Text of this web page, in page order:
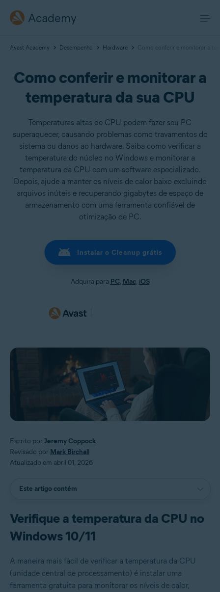
Academy
Avast Academy Desempenho Hardware Como conferir e monitorar a
Como conferir e monitorar a
temperatura da sua CPU
Temperaturas altas de CPU podem fazer seu PC
superaquecer, causando problemas como travamentos do
sistema ou danos ao hardware. Saiba como verificar a
temperatura do núcleo no Windows e monitorar a
temperatura da CPU com um software especializado.
Depois, ajude a manter os níveis de calor baixo excluindo
arquivos inúteis e recuperando gigabytes de espaço de
armazenamento com uma ferramenta confiável de
otimização de PC.
Instalar o Cleanup grátis
Adquira para PC, Mac, iOS
Escrito porJeremy Coppock
Revisado por Mark Birchall
Atualizado em abril 01, 2026
Este artigo contém
Verifique a temperatura da CPU no
Windows 10/11
A maneira mais fácil de verificar a temperatura da CPU
(unidade central de processamento) é instalar uma
ferramenta gratuita para monitorar os níveis de calor,